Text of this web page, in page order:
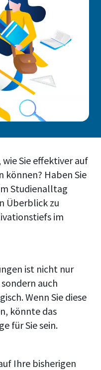
Sie effektiver auf
können? Haben Sie
Studienalltag
Überblick zu
im
ist nicht nur
auch
Wenn Sie diese
könnte das
für Sie sein.
Ihre bisherigen